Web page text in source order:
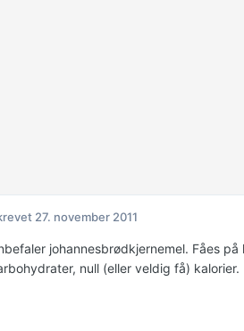
27. november 2011
johannesbrødkjernemel. Fåes
null (eller veldig få) kalorier.